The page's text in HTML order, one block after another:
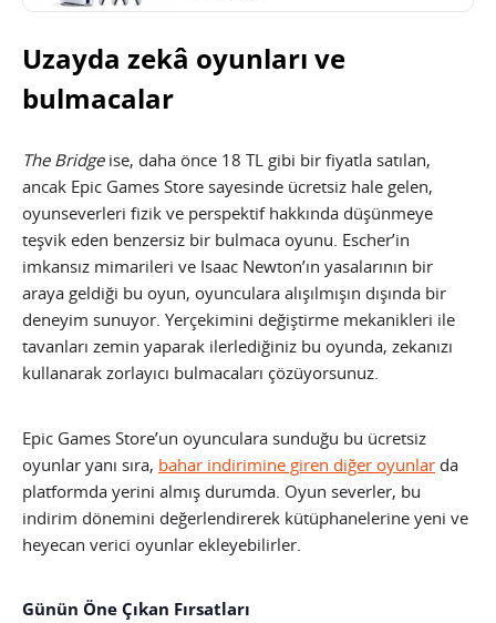
Uzayda zekâ oyunları ve
bulmacalar
The Bridgeise, daha önce 18 TL gibi bir fiyatla satılan,
ancak Epic Games Store sayesinde ücretsiz hale gelen,
oyunseverleri fizik ve perspektif hakkında düşünmeye
teşvik eden benzersiz bir bulmaca oyunu. Escher’in
imkansız mimarileri ve Isaac Newton’ın yasalarının bir
araya geldiği bu oyun, oyunculara alışılmışın dışında bir
deneyim sunuyor. Yerçekimini değiştirme mekanikleri ile
tavanları zemin yaparak ilerlediğiniz bu oyunda, zekanızı
kullanarak zorlayıcı bulmacaları çözüyorsunuz.
Epic Games Store’un oyunculara sunduğu bu ücretsiz
oyunlar yanı sıra, bahar indirimine giren diğer oyunlar da
platformda yerini almış durumda. Oyun severler, bu
indirim dönemini değerlendirerek kütüphanelerine yeni ve
heyecan verici oyunlar ekleyebilirler.
Günün Öne Çıkan Fırsatları